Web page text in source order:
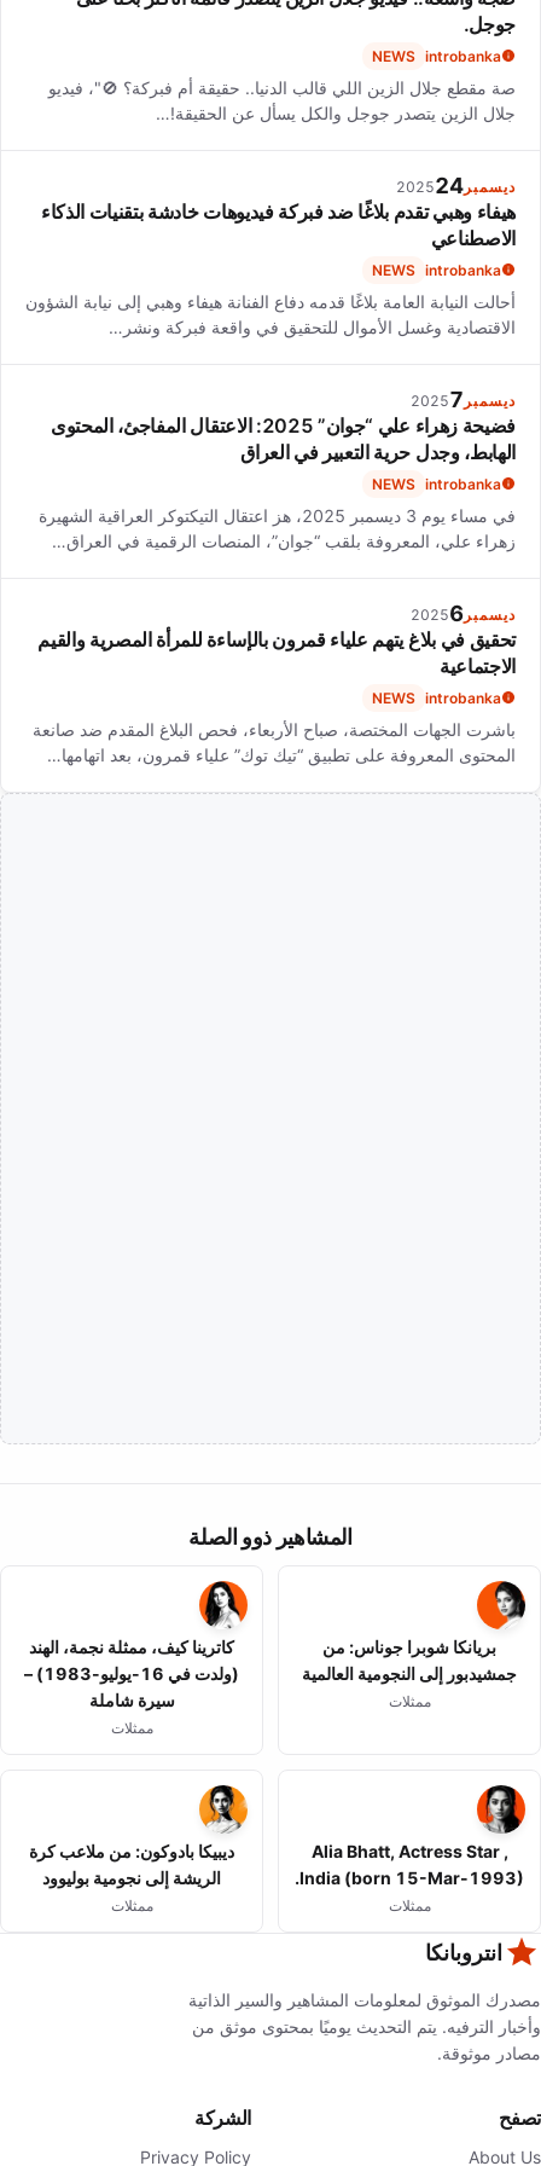
جوجل.
introbanka
NEWS
صة مقطع جلال الزين اللي قالب الدنيا.. حقيقة أم فبركة؟ 🚫"، فيديو
جلال الزين يتصدر جوجل والكل يسأل عن الحقيقة!…
ديسمبر 24
2025
هيفاء وهبي تقدم بلاغًا ضد فبركة فيديوهات خادشة بتقنيات الذكاء
الاصطناعي
introbanka
NEWS
أحالت النيابة العامة بلاغًا قدمه دفاع الفنانة هيفاء وهبي إلى نيابة الشؤون
الاقتصادية وغسل الأموال للتحقيق في واقعة فبركة ونشر…
ديسمبر 7
2025
فضيحة زهراء علي “جوان” 2025: الاعتقال المفاجئ، المحتوى
الهابط، وجدل حرية التعبير في العراق
introbanka
NEWS
في مساء يوم 3 ديسمبر 2025، هز اعتقال التيكتوكر العراقية الشهيرة
زهراء علي، المعروفة بلقب “جوان”، المنصات الرقمية في العراق…
ديسمبر 6
2025
تحقيق في بلاغ يتهم علياء قمرون بالإساءة للمرأة المصرية والقيم
الاجتماعية
introbanka
NEWS
باشرت الجهات المختصة، صباح الأربعاء، فحص البلاغ المقدم ضد صانعة
المحتوى المعروفة على تطبيق “تيك توك” علياء قمرون، بعد اتهامها…
المشاهير ذوو الصلة
بريانكا شوبرا جوناس: من
جمشيدبور إلى النجومية العالمية
ممثلات
كاترينا كيف، ممثلة نجمة، الهند
(ولدت في 16-يوليو-1983) –
سيرة شاملة
ممثلات
Alia Bhatt, Actress Star ,
India (born 15-Mar-1993).
ممثلات
ديبيكا بادوكون: من ملاعب كرة
الريشة إلى نجومية بوليوود
ممثلات
انتروبانكا
مصدرك الموثوق لمعلومات المشاهير والسير الذاتية
وأخبار الترفيه. يتم التحديث يوميًا بمحتوى موثق من
مصادر موثوقة.
تصفح
About Us
الشركة
Privacy Policy